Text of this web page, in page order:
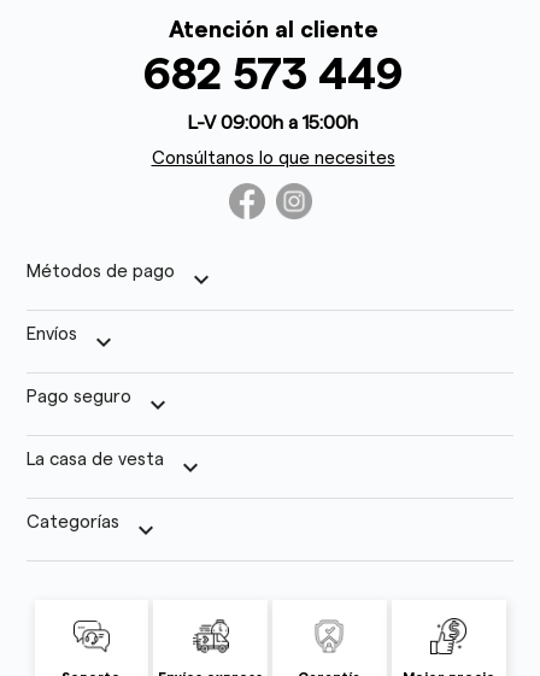
Atención al cliente
682 573 449
L-V 09:00h a 15:00h
Consúltanos lo que necesites
Métodos de pago keyboard_arrow_down
Envíos keyboard_arrow_down
Pago seguro keyboard_arrow_down
La casa de vesta keyboard_arrow_down
Categorías keyboard_arrow_down